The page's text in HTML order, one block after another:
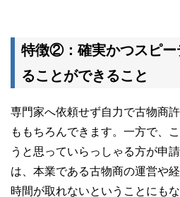
特徴②：確実かつスピー
ることができること
専門家へ依頼せず自力で古物商
ももちろんできます。一方で、
うと思っていらっしゃる方が申
は、本業である古物商の運営や
時間が取れないということにもな